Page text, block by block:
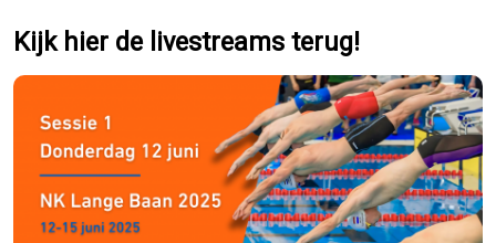
Kijk hier de livestreams terug!